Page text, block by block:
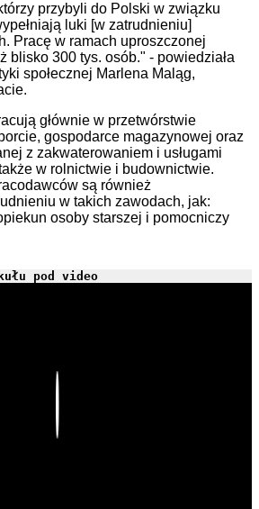
przybyli do Polski w związku
luki [w zatrudnieniu]
Pracę w ramach uproszczonej
blisko 300 tys. osób." - powiedziała
społecznej Marlena Maląg,
głównie w przetwórstwie
gospodarce magazynowej oraz
z zakwaterowaniem i usługami
w rolnictwie i budownictwie.
są również
w takich zawodach, jak:
osoby starszej i pomocniczy
pod video